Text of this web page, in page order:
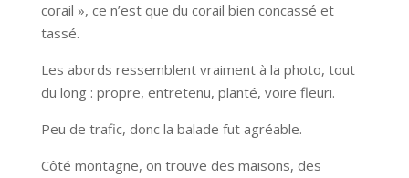
corail », ce n’est que du corail bien concassé et
tassé.
Les abords ressemblent vraiment à la photo, tout
du long : propre, entretenu, planté, voire fleuri.
Peu de trafic, donc la balade fut agréable.
Côté montagne, on trouve des maisons, des